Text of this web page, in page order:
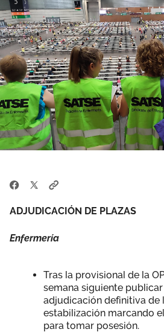
Documentos
Vídeos
Salud Laboral
Temas
Área privada
Únete
ADJUDICACIÓN DE PLAZAS
Enfermería
Tras la provisional de la
semana siguiente publicar
adjudicación definitiva de
estabilización marcando
para tomar posesión.